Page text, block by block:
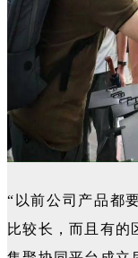
“以前公司产品都
比较长，而且有的